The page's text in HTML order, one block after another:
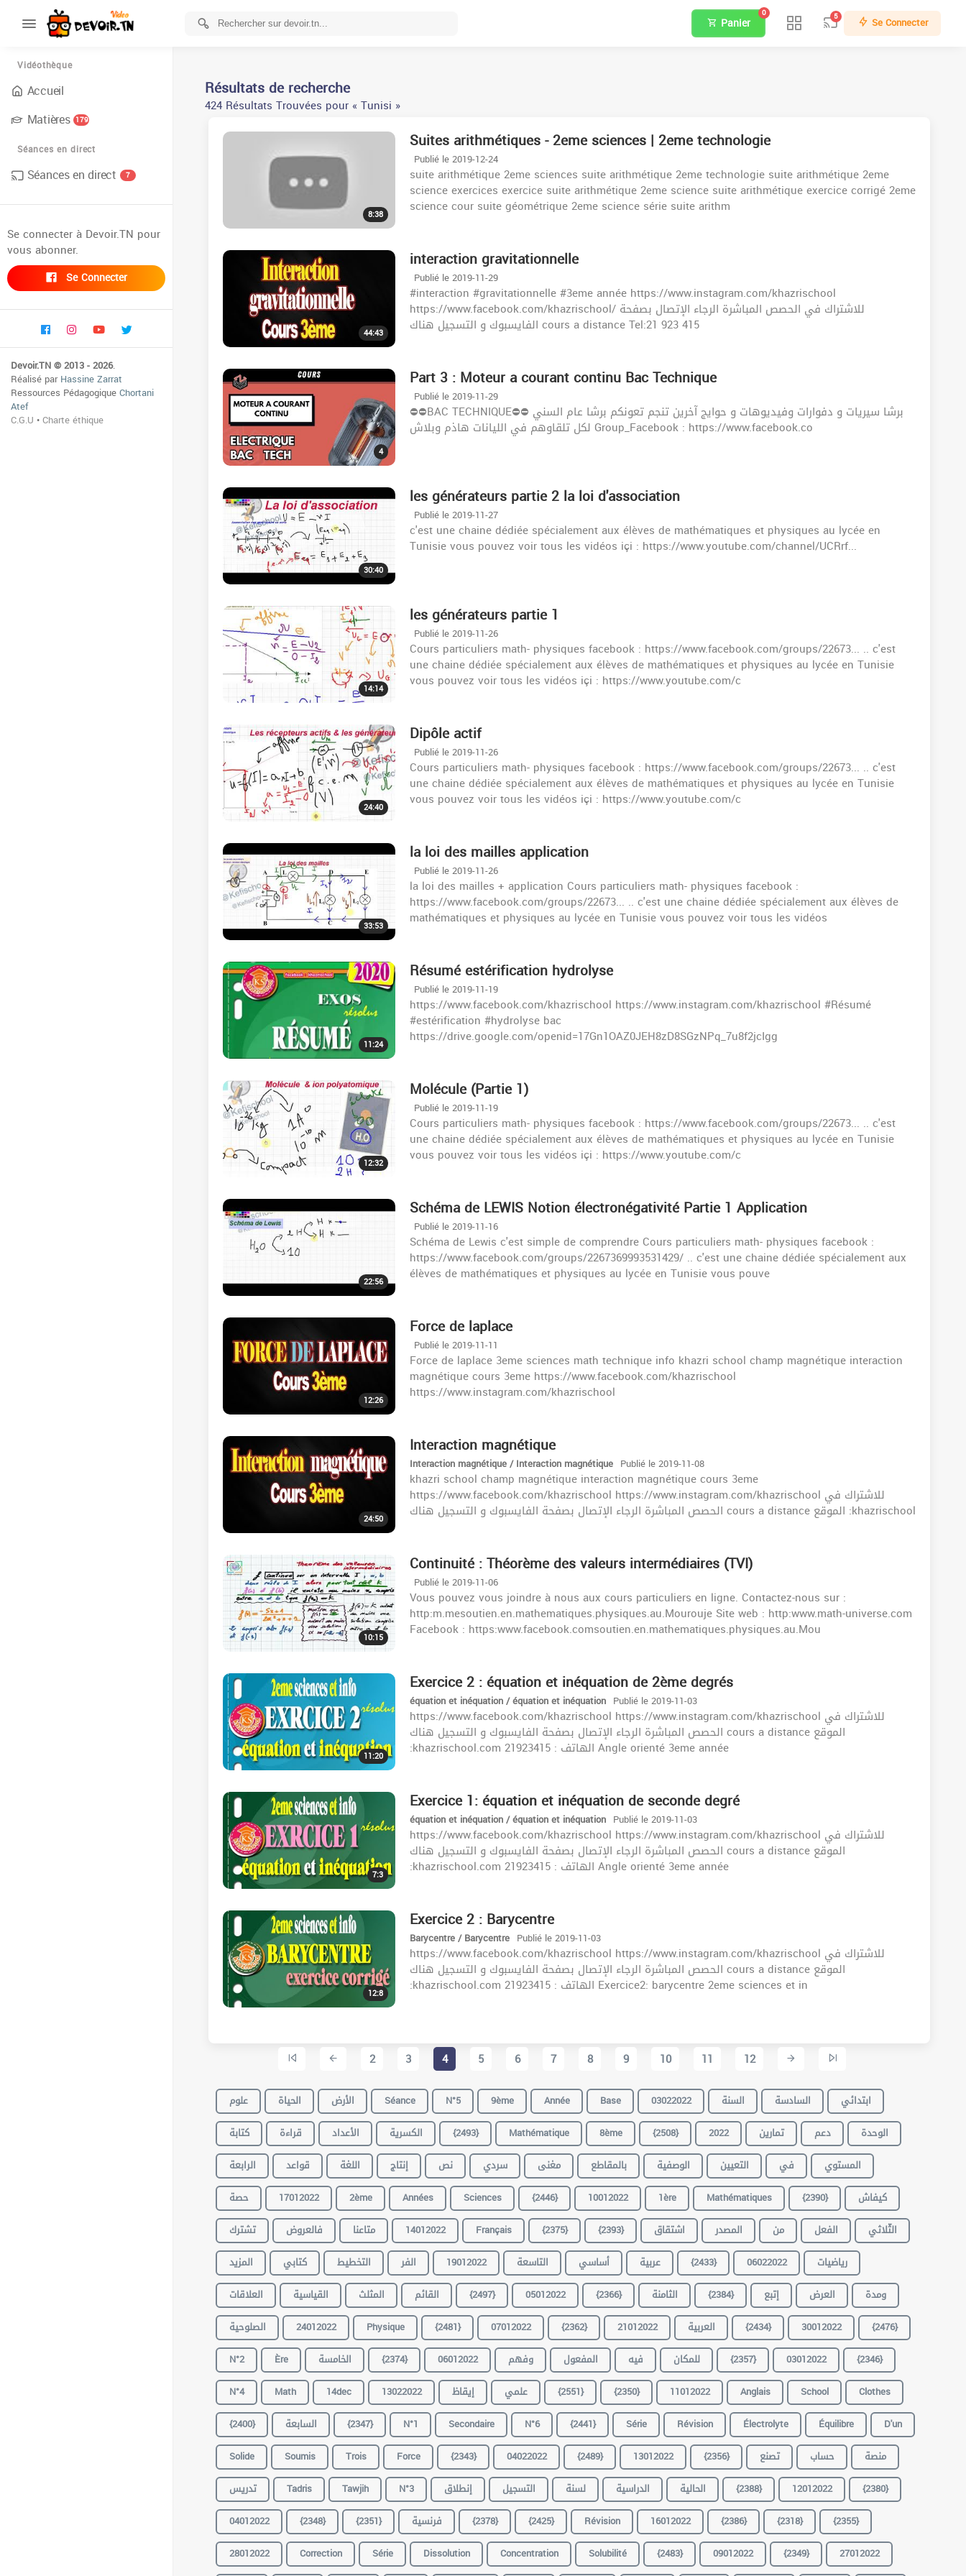
Vidéothèque
Accueil
Matières 179
Séances en direct
Séances en direct 7
Se connecter à Devoir.TN pour
vous abonner.
Se Connecter
Devoir.TN © 2013 - 2026.
Réalisé parHassine Zarrat
Ressources PédagogiqueChortani
Atef
C.G.U •Charte éthique
Panier
0 5 Se Connecter
Résultats de recherche
424 Résultats Trouvées pour « Tunisi »
8:38
Suites arithmétiques - 2eme sciences | 2eme technologie
Publié le 2019-12-24
suite arithmétique 2eme sciences suite arithmétique 2eme technologie suite arithmétique 2eme
science exercices exercice suite arithmétique 2eme science suite arithmétique exercice corrigé 2eme
science cour suite géométrique 2eme science série suite arithm
44:43
interaction gravitationnelle
Publié le 2019-11-29
#interaction #gravitationnelle #3eme année https://www.instagram.com/khazrischool
https://www.facebook.com/khazrischool/ للاشتراك في الحصص المباشرة الرجاء الإتصال بصفحة
الفايسبوك و التسجيل هناك cours a distance Tel:21 923 415
4
Part 3 : Moteur a courant continu Bac Technique
Publié le 2019-11-29
⛔️⛔️BAC TECHNIQUE⛔️⛔️ برشا سيريات و دفوارات وفيديوهات و حوايج آخرين تنجم تعونكم برشا عام السني
لكل تلقاوهم في الليانات هاذم وبلاش Group_Facebook : https://www.facebook.co
30:40
les générateurs partie 2 la loi d'association
Publié le 2019-11-27
c'est une chaine dédiée spécialement aux élèves de mathématiques et physiques au lycée en
Tunisie vous pouvez voir tous les vidéos içi : https://www.youtube.com/channel/UCRrf...
14:14
les générateurs partie 1
Publié le 2019-11-26
Cours particuliers math- physiques facebook : https://www.facebook.com/groups/22673... .. c'est
une chaine dédiée spécialement aux élèves de mathématiques et physiques au lycée en Tunisie
vous pouvez voir tous les vidéos içi : https://www.youtube.com/c
24:40
Dipôle actif
Publié le 2019-11-26
Cours particuliers math- physiques facebook : https://www.facebook.com/groups/22673... .. c'est
une chaine dédiée spécialement aux élèves de mathématiques et physiques au lycée en Tunisie
vous pouvez voir tous les vidéos içi : https://www.youtube.com/c
33:53
la loi des mailles application
Publié le 2019-11-26
la loi des mailles + application Cours particuliers math- physiques facebook :
https://www.facebook.com/groups/22673... .. c'est une chaine dédiée spécialement aux élèves de
mathématiques et physiques au lycée en Tunisie vous pouvez voir tous les vidéos
11:24
Résumé estérification hydrolyse
Publié le 2019-11-19
https://www.facebook.com/khazrischool https://www.instagram.com/khazrischool #Résumé
#estérification #hydrolyse bac
https://drive.google.com/openid=17Gn1OAZ0JEH8zD8SGzNPq_7u8f2jcIgg
12:32
Molécule (Partie 1)
Publié le 2019-11-19
Cours particuliers math- physiques facebook : https://www.facebook.com/groups/22673... .. c'est
une chaine dédiée spécialement aux élèves de mathématiques et physiques au lycée en Tunisie
vous pouvez voir tous les vidéos içi : https://www.youtube.com/c
22:56
Schéma de LEWIS Notion électronégativité Partie 1 Application
Publié le 2019-11-16
Schéma de Lewis c'est simple de comprendre Cours particuliers math- physiques facebook :
https://www.facebook.com/groups/2267369993531429/ .. c'est une chaine dédiée spécialement aux
élèves de mathématiques et physiques au lycée en Tunisie vous pouve
12:26
Force de laplace
Publié le 2019-11-11
Force de laplace 3eme sciences math technique info khazri school champ magnétique interaction
magnétique cours 3eme https://www.facebook.com/khazrischool
https://www.instagram.com/khazrischool
24:50
Interaction magnétique
Interaction magnétique / Interaction magnétique Publié le 2019-11-08
khazri school champ magnétique interaction magnétique cours 3eme
https://www.facebook.com/khazrischool https://www.instagram.com/khazrischool للاشتراك في
الحصص المباشرة الرجاء الإتصال بصفحة الفايسبوك و التسجيل هناك cours a distance الموقع :khazrischool
10:15
Continuité : Théorème des valeurs intermédiaires (TVI)
Publié le 2019-11-06
Vous pouvez vous joindre à nous aux cours particuliers en ligne. Contactez-nous sur :
http:m.mesoutien.en.mathematiques.physiques.au.Mourouje Site web : http:www.math-universe.com
Facebook : https:www.facebook.comsoutien.en.mathematiques.physiques.au.Mou
11:20
Exercice 2 : équation et inéquation de 2ème degrés
équation et inéquation / équation et inéquation Publié le 2019-11-03
https://www.facebook.com/khazrischool https://www.instagram.com/khazrischool للاشتراك في
الحصص المباشرة الرجاء الإتصال بصفحة الفايسبوك و التسجيل هناك cours a distance الموقع
:khazrischool.com الهاتف : 21923415 Angle orienté 3eme année
7:3
Exercice 1: équation et inéquation de seconde degré
équation et inéquation / équation et inéquation Publié le 2019-11-03
https://www.facebook.com/khazrischool https://www.instagram.com/khazrischool للاشتراك في
الحصص المباشرة الرجاء الإتصال بصفحة الفايسبوك و التسجيل هناك cours a distance الموقع
:khazrischool.com الهاتف : 21923415 Angle orienté 3eme année
12:8
Exercice 2 : Barycentre
Barycentre / Barycentre Publié le 2019-11-03
https://www.facebook.com/khazrischool https://www.instagram.com/khazrischool للاشتراك في
الحصص المباشرة الرجاء الإتصال بصفحة الفايسبوك و التسجيل هناك cours a distance الموقع
:khazrischool.com الهاتف : 21923415 Exercice2: barycentre 2eme sciences et in
2 3 4 5 6 7 8 9 10 11 12
علوم الحياة الأرض Séance N°5 9ème Année Base 03022022 السنة السادسة
ابتدائي
كتابة
قراءة الأعداد الكسرية {2493} Mathématique 8ème {2508} 2022 تمارين دعم
الوحدة
الرابعة
قواعد اللغة إنتاج نص سردي مغنى بالمقاطع الوصفية التعيين في
المستوي
حصة
17012022 2ème Années Sciences {2446} 10012022 1ère Mathématiques {2390}
كيفاش
تشترك
فالعروض متاعنا 14012022 Français {2375} {2393} اشتقاق المصدر من الفعل
الثّلاثي
المزيد
كتابي التخطيط الفر 19012022 التاسعة أساسي عربية {2433} 06022022
رياضيات
العلاقات
القياسية المثلث القائم {2497} 05012022 {2366} الثامنة {2384} إتبع العرض
ومدة
الصلوحية
24012022 Physique {2481} 07012022 {2362} 21012022 العربية {2434} 30012022
{2476}
N°2
Ère الخامسة {2374} 06012022 وفهم المفعول فيه للمكان {2357} 03012022
{2346}
N°4
Math 14dec 13022022 إيقاظ علمي {2551} {2350} 11012022 Anglais School
Clothes
{2400}
السابعة {2347} N°1 Secondaire N°6 {2441} Série Révision Électrolyte Équilibre
D'un
Solide
Soumis Trois Force {2343} 04022022 {2489} 13012022 {2356} تصنع حساب
منصة
تدريس
Tadris Tawjih N°3 إنطلاق التسجيل لسنة الدراسية الحالية {2388} 12012022
{2380}
04012022
{2348} {2351} فرنسية {2378} {2425} Révision 16012022 {2386} {2318}
{2355}
28012022
Correction Série Dissolution Concentration Solubilité {2483} 09012022 {2349} 27012022